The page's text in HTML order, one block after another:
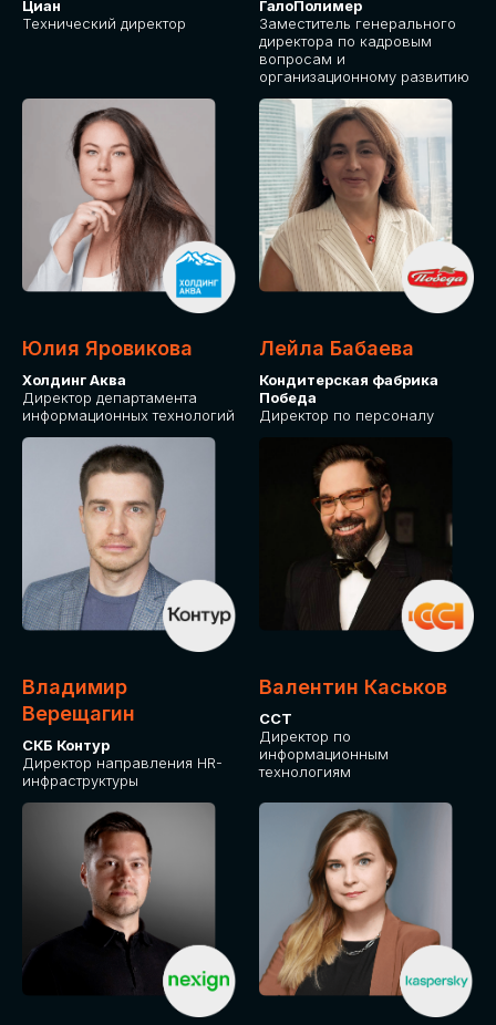
Циан
Технический директор
ГалоПолимер
Заместитель генерального
директора по кадровым
вопросам и
организационному развитию
Юлия Яровикова
Холдинг Аква
Директор департамента
информационных технологий
Лейла Бабаева
Кондитерская фабрика
Победа
Директор по персоналу
Владимир
Верещагин
СКБ Контур
Директор направления HR-
инфраструктуры
Валентин Каськов
ССТ
Директор по
информационным
технологиям
ДЛЯ ОПЛАТЫ БИЛЕТОВ